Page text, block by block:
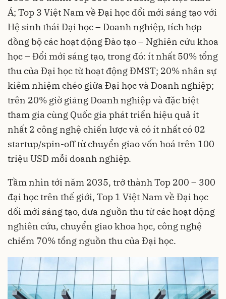
Á; Top 3 Việt Nam về Đại học đổi mới sáng tạo với
Hệ sinh thái Đại học – Doanh nghiệp, tích hợp
đồng bộ các hoạt động Đào tạo – Nghiên cứu khoa
học – Đổi mới sáng tạo, trong đó: ít nhất 50% tổng
thu của Đại học từ hoạt động ĐMST; 20% nhân sự
kiêm nhiệm chéo giữa Đại học và Doanh nghiệp;
trên 20% giờ giảng Doanh nghiệp và đặc biệt
tham gia cùng Quốc gia phát triển hiệu quả ít
nhất 2 công nghệ chiến lược và có ít nhất có 02
startup/spin-off từ chuyển giao vốn hoá trên 100
triệu USD mỗi doanh nghiệp.
Tầm nhìn tới năm 2035, trở thành Top 200 – 300
đại học trên thế giới, Top 1 Việt Nam về Đại học
đổi mới sáng tạo, đưa nguồn thu từ các hoạt động
nghiên cứu, chuyển giao khoa học, công nghệ
chiếm 70% tổng nguồn thu của Đại học.